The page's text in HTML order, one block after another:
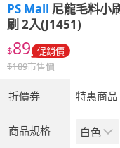
PS Mall 尼龍毛料小
刷 2入(J1451)
$89 促銷價
$189市售價
折價券 特惠商
商品規格 白色